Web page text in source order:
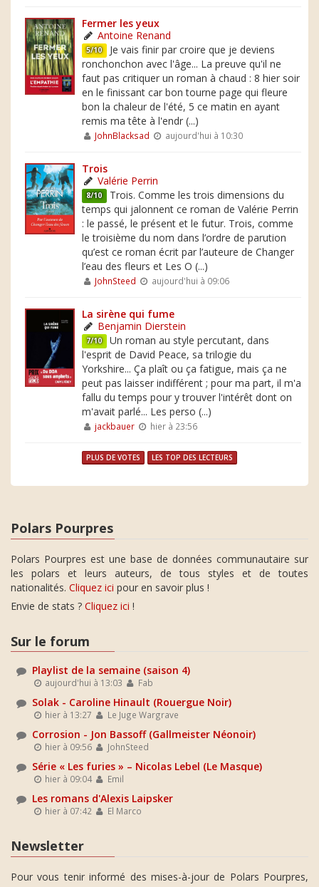
Fermer les yeux
Antoine Renand
5/10 Je vais finir par croire que je deviens
ronchonchon avec l'âge... La preuve qu'il ne
faut pas critiquer un roman à chaud : 8 hier soir
en le finissant car bon tourne page qui fleure
bon la chaleur de l'été, 5 ce matin en ayant
remis ma tête à l'endr (...)
JohnBlacksad aujourd'hui à 10:30
Trois
Valérie Perrin
8/10 Trois. Comme les trois dimensions du
temps qui jalonnent ce roman de Valérie Perrin
: le passé, le présent et le futur. Trois, comme
le troisième du nom dans l’ordre de parution
qu’est ce roman écrit par l’auteure de Changer
l’eau des fleurs et Les O (...)
JohnSteed aujourd'hui à 09:06
La sirène qui fume
Benjamin Dierstein
7/10 Un roman au style percutant, dans
l'esprit de David Peace, sa trilogie du
Yorkshire... Ça plaît ou ça fatigue, mais ça ne
peut pas laisser indifférent ; pour ma part, il m'a
fallu du temps pour y trouver l'intérêt dont on
m'avait parlé... Les perso (...)
jackbauer hier à 23:56
PLUS DE VOTES LES TOP DES LECTEURS
Polars Pourpres
Polars Pourpres est une base de données communautaire sur
les polars et leurs auteurs, de tous styles et de toutes
nationalités. Cliquez ici pour en savoir plus !
Envie de stats ? Cliquez ici !
Sur le forum
Playlist de la semaine (saison 4)
aujourd'hui à 13:03 Fab
Solak - Caroline Hinault (Rouergue Noir)
hier à 13:27 Le Juge Wargrave
Corrosion - Jon Bassoff (Gallmeister Néonoir)
hier à 09:56 JohnSteed
Série « Les furies » – Nicolas Lebel (Le Masque)
hier à 09:04 Emil
Les romans d'Alexis Laipsker
hier à 07:42 El Marco
Newsletter
Pour vous tenir informé des mises-à-jour de Polars Pourpres,